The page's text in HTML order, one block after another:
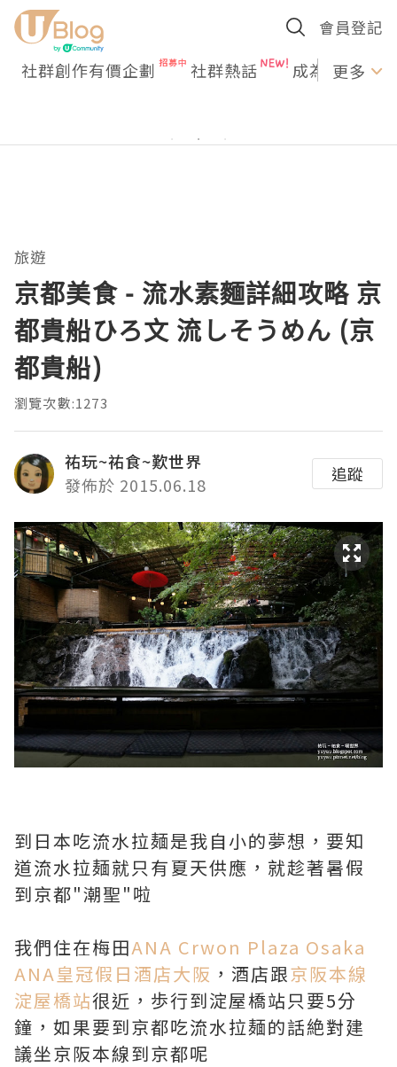
會員登記
社群創作有價企劃 社群熱話 成為U更多
旅遊
京都美食 - 流水素麵詳細攻略 京
都貴船ひろ文 流しそうめん (京
都貴船)
瀏覽次數:1273
祐玩~祐食~歎世界
發佈於 2015.06.18
追蹤
到日本吃流水拉麺是我自小的夢想，要知
道流水拉麺就只有夏天供應，就趁著暑假
到京都"潮聖"啦
我們住在梅田ANA Crwon Plaza Osaka
ANA皇冠假日酒店大阪 ，酒店跟京阪本線
淀屋橋站很近，歩行到淀屋橋站只要5分
鐘，如果要到京都吃流水拉麺的話絶對建
議坐京阪本線到京都呢